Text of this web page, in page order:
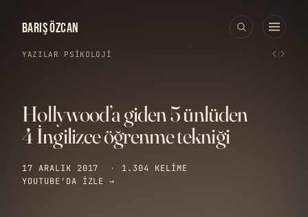
BARIŞ ÖZCAN
YAZILAR › PSIKOLOJI ‹ ›
Hollywood’a giden 5 ünlüden
4 İngilizce öğrenme tekniği
17 ARALIK 2017 ·
1.304 KELIME
YOUTUBE'DA IZLE →